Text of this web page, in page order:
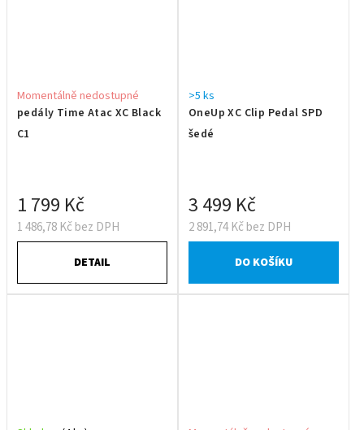
pedály Time Atac XC Black
C1
Momentálně nedostupné
1 486,78 Kč bez DPH
1 799 Kč
DETAIL
OneUp XC Clip Pedal SPD
šedé
>5 ks
2 891,74 Kč bez DPH
3 499 Kč
DO KOŠÍKU